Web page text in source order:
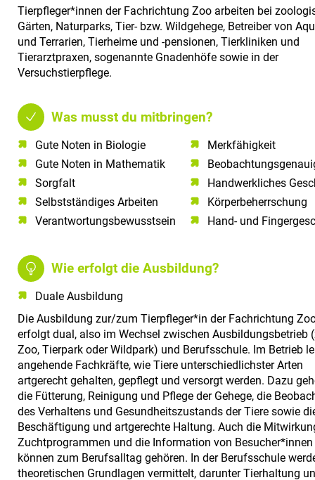
Tierpfleger*innen der Fachrichtung Zoo arbeiten bei
Gärten, Naturparks, Tier- bzw. Wildgehege, Betreiber von
und Terrarien, Tierheime und -pensionen, Tierkliniken und
Tierarztpraxen, sogenannte Gnadenhöfe sowie in der
Versuchstierpflege.
Was musst du mitbringen?
Gute Noten in Biologie​
Gute Noten in Mathematik​
Sorgfalt​
Selbstständiges Arbeiten​
Verantwortungsbewusstsein​
Merkfähigkeit
Handwerkliches
Körperbeherrschung
Hand- und
Wie erfolgt die Ausbildung?
Duale Ausbildung
Die Ausbildung zur/zum Tierpfleger*in der Fachrichtung
erfolgt dual, also im Wechsel zwischen Ausbildungsbetrieb
Zoo, Tierpark oder Wildpark) und Berufsschule. Im Betrieb
angehende Fachkräfte, wie Tiere unterschiedlichster Arten
artgerecht gehalten, gepflegt und versorgt werden. Dazu
die Fütterung, Reinigung und Pflege der Gehege, die
des Verhaltens und Gesundheitszustands der Tiere sowie
Beschäftigung und artgerechte Haltung. Auch die
Zuchtprogrammen und die Information von Besucher*innen
können zum Berufsalltag gehören. In der Berufsschule
theoretischen Grundlagen vermittelt, darunter Tierhaltung